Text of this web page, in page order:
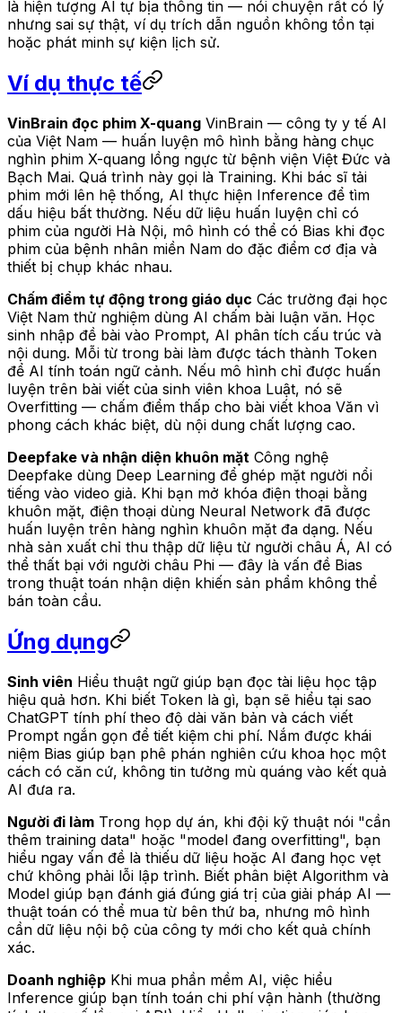
là hiện tượng AI tự bịa thông tin — nói chuyện rất có lý
nhưng sai sự thật, ví dụ trích dẫn nguồn không tồn tại
hoặc phát minh sự kiện lịch sử.
Ví dụ thực tế
VinBrain đọc phim X-quang VinBrain — công ty y tế AI
của Việt Nam — huấn luyện mô hình bằng hàng chục
nghìn phim X-quang lồng ngực từ bệnh viện Việt Đức và
Bạch Mai. Quá trình này gọi là Training. Khi bác sĩ tải
phim mới lên hệ thống, AI thực hiện Inference để tìm
dấu hiệu bất thường. Nếu dữ liệu huấn luyện chỉ có
phim của người Hà Nội, mô hình có thể có Bias khi đọc
phim của bệnh nhân miền Nam do đặc điểm cơ địa và
thiết bị chụp khác nhau.
Chấm điểm tự động trong giáo dục Các trường đại học
Việt Nam thử nghiệm dùng AI chấm bài luận văn. Học
sinh nhập đề bài vào Prompt, AI phân tích cấu trúc và
nội dung. Mỗi từ trong bài làm được tách thành Token
để AI tính toán ngữ cảnh. Nếu mô hình chỉ được huấn
luyện trên bài viết của sinh viên khoa Luật, nó sẽ
Overfitting — chấm điểm thấp cho bài viết khoa Văn vì
phong cách khác biệt, dù nội dung chất lượng cao.
Deepfake và nhận diện khuôn mặt Công nghệ
Deepfake dùng Deep Learning để ghép mặt người nổi
tiếng vào video giả. Khi bạn mở khóa điện thoại bằng
khuôn mặt, điện thoại dùng Neural Network đã được
huấn luyện trên hàng nghìn khuôn mặt đa dạng. Nếu
nhà sản xuất chỉ thu thập dữ liệu từ người châu Á, AI có
thể thất bại với người châu Phi — đây là vấn đề Bias
trong thuật toán nhận diện khiến sản phẩm không thể
bán toàn cầu.
Ứng dụng
Sinh viên Hiểu thuật ngữ giúp bạn đọc tài liệu học tập
hiệu quả hơn. Khi biết Token là gì, bạn sẽ hiểu tại sao
ChatGPT tính phí theo độ dài văn bản và cách viết
Prompt ngắn gọn để tiết kiệm chi phí. Nắm được khái
niệm Bias giúp bạn phê phán nghiên cứu khoa học một
cách có căn cứ, không tin tưởng mù quáng vào kết quả
AI đưa ra.
Người đi làm Trong họp dự án, khi đội kỹ thuật nói "cần
thêm training data" hoặc "model đang overfitting", bạn
hiểu ngay vấn đề là thiếu dữ liệu hoặc AI đang học vẹt
chứ không phải lỗi lập trình. Biết phân biệt Algorithm và
Model giúp bạn đánh giá đúng giá trị của giải pháp AI —
thuật toán có thể mua từ bên thứ ba, nhưng mô hình
cần dữ liệu nội bộ của công ty mới cho kết quả chính
xác.
Doanh nghiệp Khi mua phần mềm AI, việc hiểu
Inference giúp bạn tính toán chi phí vận hành (thường